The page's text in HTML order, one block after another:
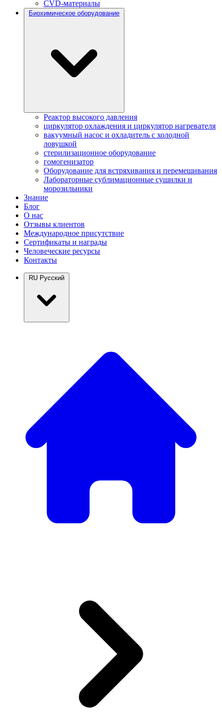
CVD-материалы
Биохимическое оборудование
Реактор высокого давления
циркулятор охлаждения и циркулятор нагревателя
вакуумный насос и охладитель с холодной
ловушкой
стерилизационное оборудование
гомогенизатор
Оборудование для встряхивания и перемешивания
Лабораторные сублимационные сушилки и
морозильники
Знание
Блог
О нас
Отзывы клиентов
Международное присутствие
Сертификаты и награды
Человеческие ресурсы
Контакты
RU Русский